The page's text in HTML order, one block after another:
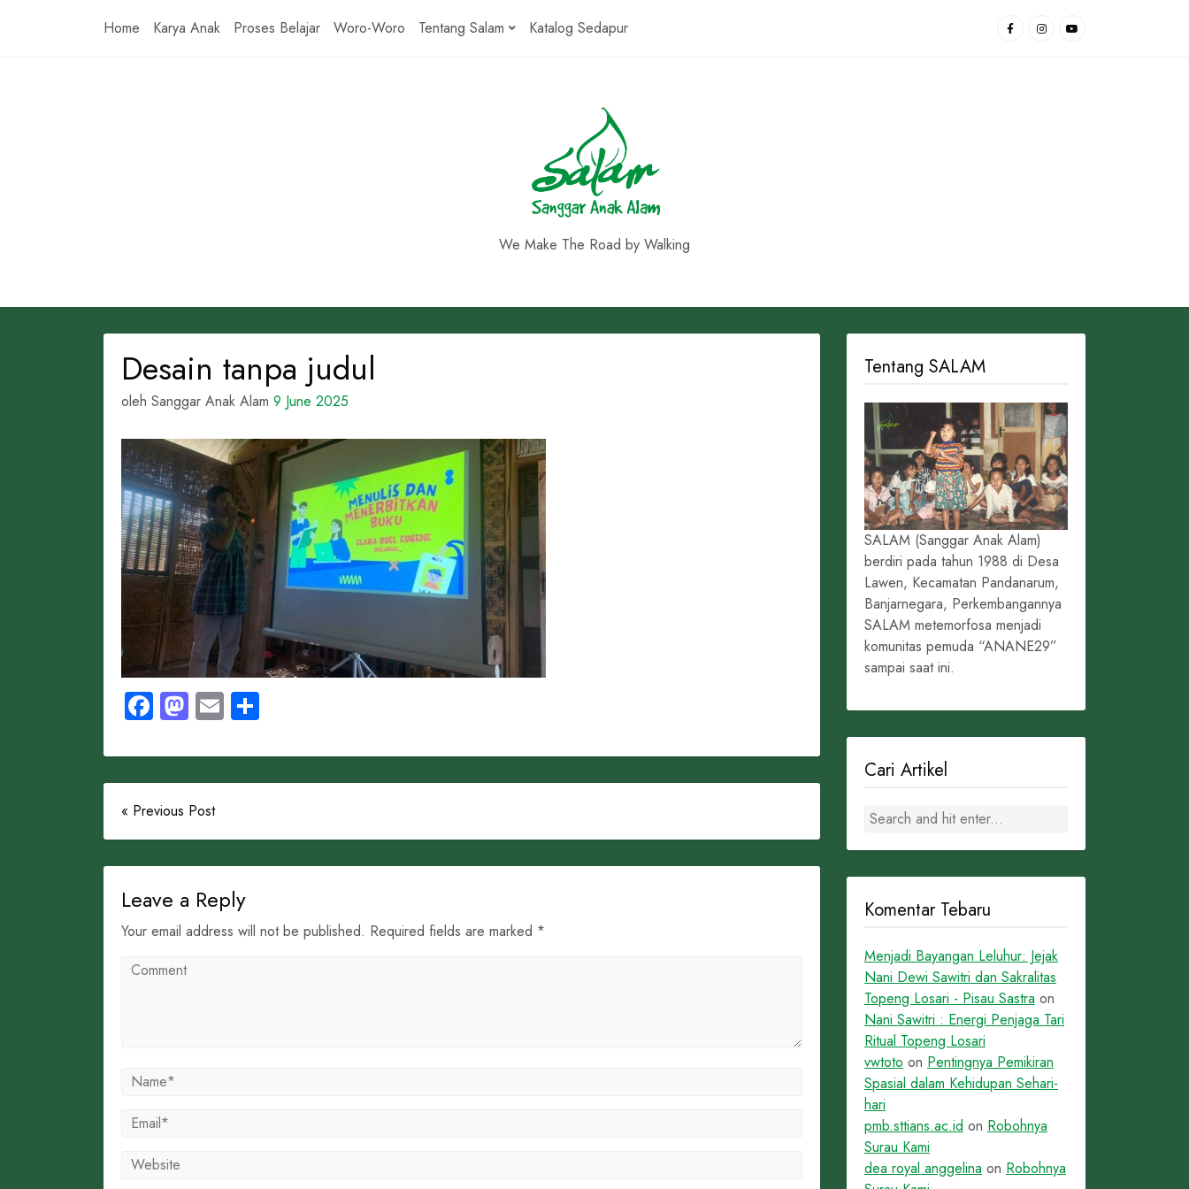
Home Karya Anak Proses Belajar Woro-Woro Tentang Salam Katalog Sedapur
We Make The Road by Walking
Desain tanpa judul
oleh Sanggar Anak Alam 9 June 2025
Facebook
Mastodon
Email
« Previous Post
Leave a Reply
Your email address will not be published. Required fields are marked *
Tentang SALAM
SALAM (Sanggar Anak Alam)
berdiri pada tahun 1988 di Desa
Lawen, Kecamatan Pandanarum,
Banjarnegara, Perkembangannya
SALAM metemorfosa menjadi
komunitas pemuda “ANANE29”
sampai saat ini.
Cari Artikel
Komentar Tebaru
Menjadi Bayangan Leluhur: Jejak
Nani Dewi Sawitri dan Sakralitas
Topeng Losari - Pisau Sastra on
Nani Sawitri : Energi Penjaga Tari
Ritual Topeng Losari
vwtoto on Pentingnya Pemikiran
Spasial dalam Kehidupan Sehari-
hari
pmb.sttians.ac.id on Robohnya
Surau Kami
dea royal anggelina on Robohnya